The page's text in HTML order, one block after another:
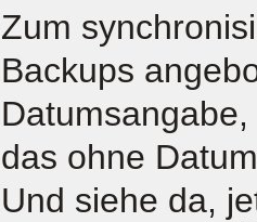
Zum
Backups
das ohne
Und siehe da,